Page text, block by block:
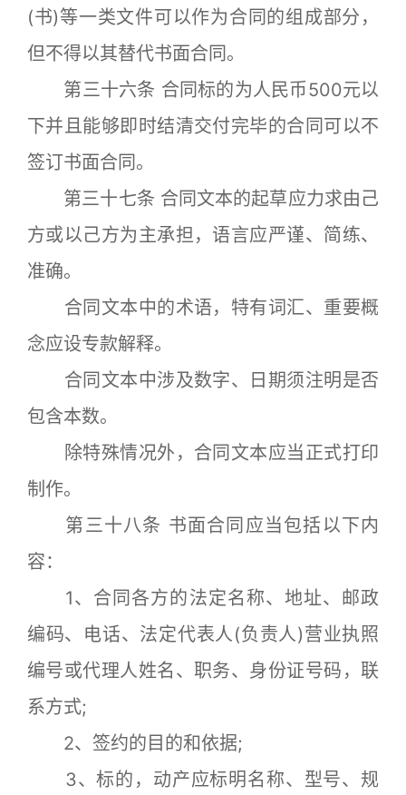
(书)等一类文件可以作为合同的组成部分，
但不得以其替代书面合同。
第三十六条 合同标的为人民币500元以
下并且能够即时结清交付完毕的合同可以不
签订书面合同。
第三十七条 合同文本的起草应力求由己
方或以己方为主承担，语言应严谨、简练、
准确。
合同文本中的术语，特有词汇、重要概
念应设专款解释。
合同文本中涉及数字、日期须注明是否
包含本数。
除特殊情况外，合同文本应当正式打印
制作。
第三十八条 书面合同应当包括以下内
容：
1、合同各方的法定名称、地址、邮政
编码、电话、法定代表人(负责人)营业执照
编号或代理人姓名、职务、身份证号码，联
系方式;
2、签约的目的和依据;
3、标的，动产应标明名称、型号、规